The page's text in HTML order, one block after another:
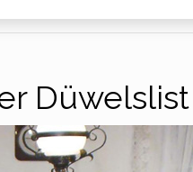
Düwelslist